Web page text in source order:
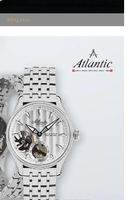
REKLAMA